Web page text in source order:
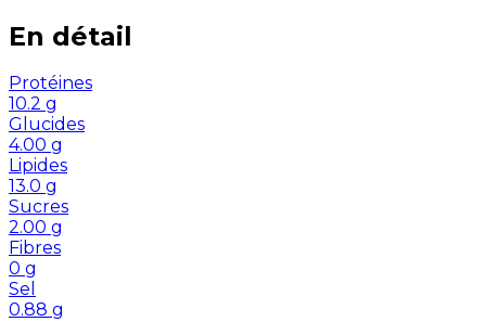
En détail
Protéines
10.2 g
Glucides
4.00 g
Lipides
13.0 g
Sucres
2.00 g
Fibres
0 g
Sel
0.88 g